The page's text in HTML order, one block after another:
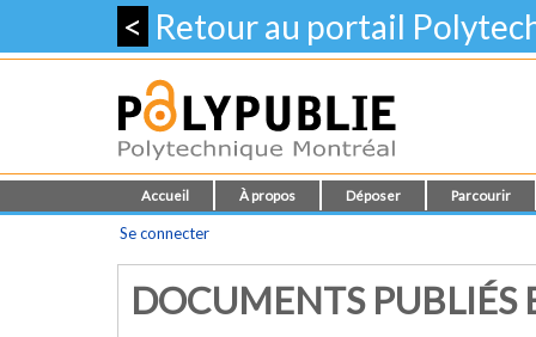
< Retour au portail
Accueil À propos Déposer Parcourir
Se connecter
DOCUMENTS PUBLIÉS